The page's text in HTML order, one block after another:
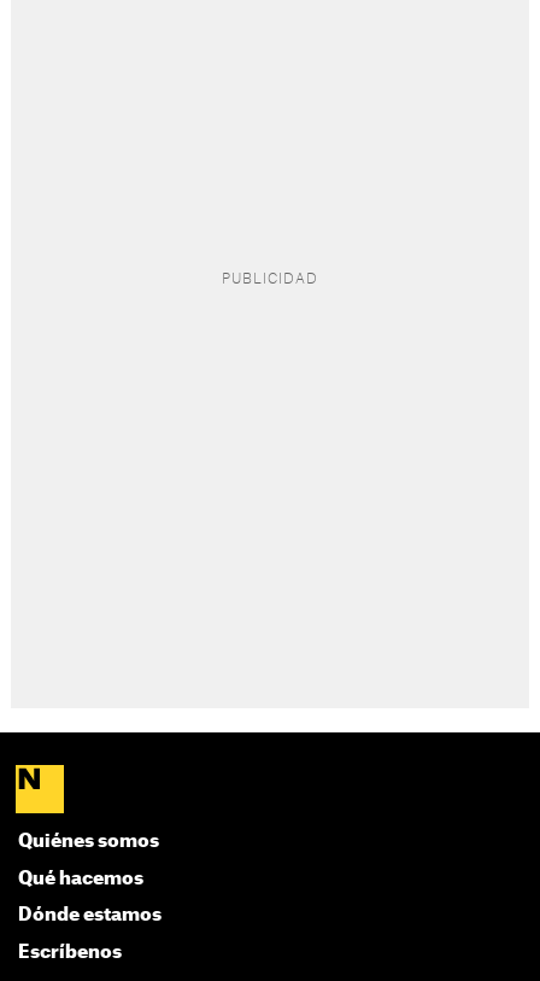
Quiénes somos
Qué hacemos
Dónde estamos
Escríbenos